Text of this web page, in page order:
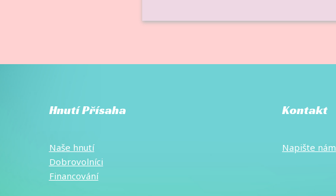
Hnutí Přísaha
Naše hnutí
Dobrovolníci
Financování
Kontakt
Napište nám